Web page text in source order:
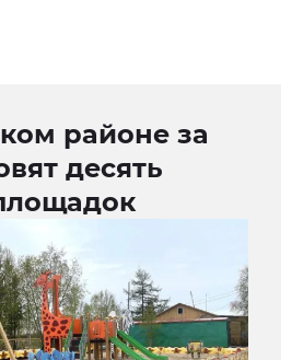
районе за
десять